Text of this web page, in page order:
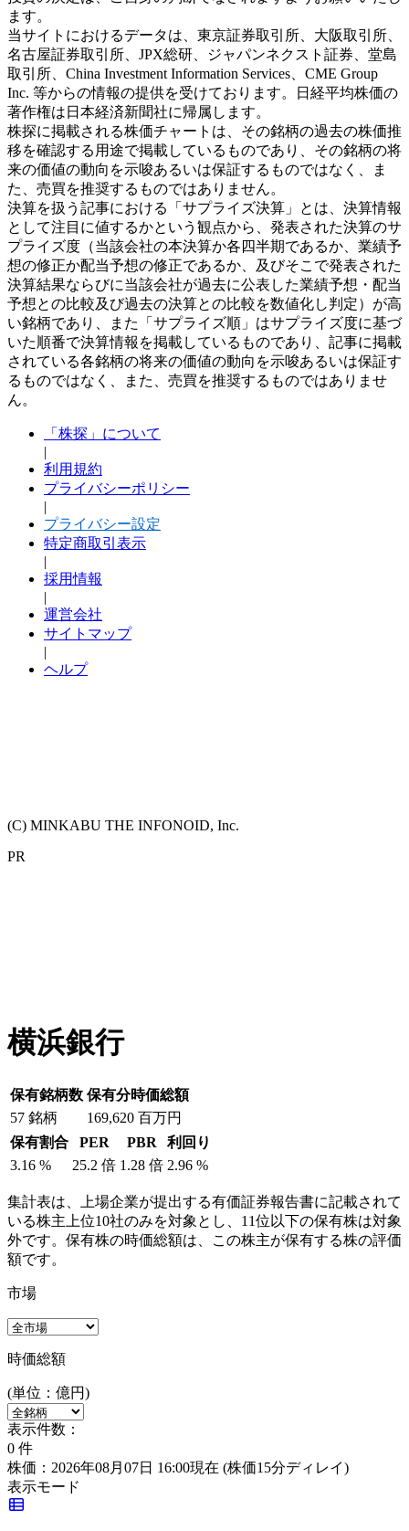
ます。
当サイトにおけるデータは、東京証券取引所、大阪取引所、
名古屋証券取引所、JPX総研、ジャパンネクスト証券、堂島
取引所、China Investment Information Services、CME Group
Inc. 等からの情報の提供を受けております。日経平均株価の
著作権は日本経済新聞社に帰属します。
株探に掲載される株価チャートは、その銘柄の過去の株価推
移を確認する用途で掲載しているものであり、その銘柄の将
来の価値の動向を示唆あるいは保証するものではなく、ま
た、売買を推奨するものではありません。
決算を扱う記事における「サプライズ決算」とは、決算情報
として注目に値するかという観点から、発表された決算のサ
プライズ度（当該会社の本決算か各四半期であるか、業績予
想の修正か配当予想の修正であるか、及びそこで発表された
決算結果ならびに当該会社が過去に公表した業績予想・配当
予想との比較及び過去の決算との比較を数値化し判定）が高
い銘柄であり、また「サプライズ順」はサプライズ度に基づ
いた順番で決算情報を掲載しているものであり、記事に掲載
されている各銘柄の将来の価値の動向を示唆あるいは保証す
るものではなく、また、売買を推奨するものではありませ
ん。
「株探」について
|
利用規約
プライバシーポリシー
|
プライバシー設定
特定商取引表示
|
採用情報
|
運営会社
サイトマップ
|
ヘルプ
(C) MINKABU THE INFONOID, Inc.
PR
横浜銀行
保有銘柄数 保有分時価総額
57 銘柄 169,620 百万円
保有割合
PER PBR
利回り
3.16 % 25.2 倍 1.28 倍 2.96 %
集計表は、上場企業が提出する有価証券報告書に記載されて
いる株主上位10社のみを対象とし、11位以下の保有株は対象
外です。保有株の時価総額は、この株主が保有する株の評価
額です。
市場
時価総額
(単位：億円)
表示件数：
0 件
株価：2026年08月07日 16:00現在 (株価15分ディレイ)
表示モード